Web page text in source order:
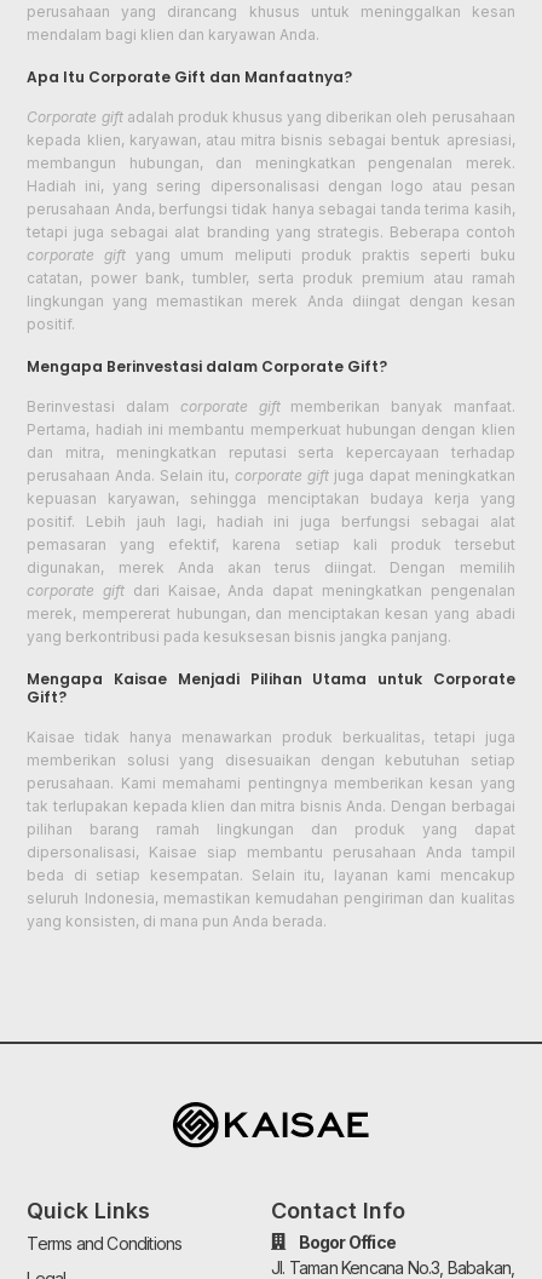
perusahaan yang dirancang khusus untuk meninggalkan kesan
mendalam bagi klien dan karyawan Anda.
Apa Itu Corporate Gift dan Manfaatnya?
Corporate giftadalah produk khusus yang diberikan oleh perusahaan
kepada klien, karyawan, atau mitra bisnis sebagai bentuk apresiasi,
membangun hubungan, dan meningkatkan pengenalan merek.
Hadiah ini, yang sering dipersonalisasi dengan logo atau pesan
perusahaan Anda, berfungsi tidak hanya sebagai tanda terima kasih,
tetapi juga sebagai alat branding yang strategis. Beberapa contoh
corporate gift yang umum meliputi produk praktis seperti buku
catatan, power bank, tumbler, serta produk premium atau ramah
lingkungan yang memastikan merek Anda diingat dengan kesan
positif.
Mengapa Berinvestasi dalam Corporate Gift?
Berinvestasi dalam corporate giftmemberikan banyak manfaat.
Pertama, hadiah ini membantu memperkuat hubungan dengan klien
dan mitra, meningkatkan reputasi serta kepercayaan terhadap
perusahaan Anda. Selain itu, corporate giftjuga dapat meningkatkan
kepuasan karyawan, sehingga menciptakan budaya kerja yang
positif. Lebih jauh lagi, hadiah ini juga berfungsi sebagai alat
pemasaran yang efektif, karena setiap kali produk tersebut
digunakan, merek Anda akan terus diingat. Dengan memilih
corporate gift dari Kaisae, Anda dapat meningkatkan pengenalan
merek, mempererat hubungan, dan menciptakan kesan yang abadi
yang berkontribusi pada kesuksesan bisnis jangka panjang.
Mengapa Kaisae Menjadi Pilihan Utama untuk Corporate
Gift?
Kaisae tidak hanya menawarkan produk berkualitas, tetapi juga
memberikan solusi yang disesuaikan dengan kebutuhan setiap
perusahaan. Kami memahami pentingnya memberikan kesan yang
tak terlupakan kepada klien dan mitra bisnis Anda. Dengan berbagai
pilihan barang ramah lingkungan dan produk yang dapat
dipersonalisasi, Kaisae siap membantu perusahaan Anda tampil
beda di setiap kesempatan. Selain itu, layanan kami mencakup
seluruh Indonesia, memastikan kemudahan pengiriman dan kualitas
yang konsisten, di mana pun Anda berada.
Quick Links
Terms and Conditions
Contact Info
Bogor Office
Jl. Taman Kencana No.3, Babakan,